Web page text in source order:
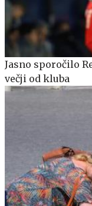
Jasno sporočilo
večji od kluba